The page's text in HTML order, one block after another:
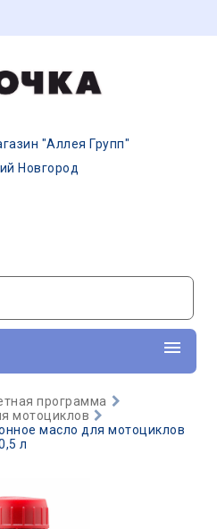
"Аллея Групп"
Новгород
программа
мотоциклов
масло для мотоциклов
л